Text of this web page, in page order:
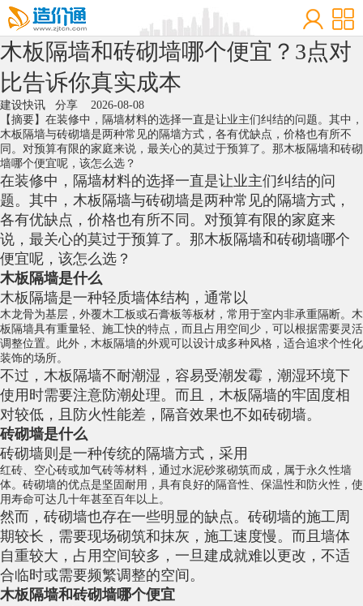
木板隔墙和砖砌墙哪个便宜？3点对
比告诉你真实成本
建设快讯 分享 2026-08-08
【摘要】在装修中，隔墙材料的选择一直是让业主们纠结的问题。其中，
木板隔墙与砖砌墙是两种常见的隔墙方式，各有优缺点，价格也有所不
同。对预算有限的家庭来说，最关心的莫过于预算了。那木板隔墙和砖砌
墙哪个便宜呢，该怎么选？
在装修中，隔墙材料的选择一直是让业主们纠结的问
题。其中，木板隔墙与砖砌墙是两种常见的隔墙方式，
各有优缺点，价格也有所不同。对预算有限的家庭来
说，最关心的莫过于预算了。那木板隔墙和砖砌墙哪个
便宜呢，该怎么选？
木板隔墙是什么
木板隔墙是一种轻质墙体结构，通常以
木龙骨为基层，外覆木工板或石膏板等板材，常用于室内非承重隔断。木
板隔墙具有重量轻、施工快的特点，而且占用空间少，可以根据需要灵活
调整位置。此外，木板隔墙的外观可以设计成多种风格，适合追求个性化
装饰的场所。
不过，木板隔墙不耐潮湿，容易受潮发霉，潮湿环境下
使用时需要注意防潮处理。而且，木板隔墙的牢固度相
对较低，且防火性能差，隔音效果也不如砖砌墙。
砖砌墙是什么
砖砌墙则是一种传统的隔墙方式，采用
红砖、空心砖或加气砖等材料，通过水泥砂浆砌筑而成，属于永久性墙
体。砖砌墙的优点是坚固耐用，具有良好的隔音性、保温性和防火性，使
用寿命可达几十年甚至百年以上。
然而，砖砌墙也存在一些明显的缺点。砖砌墙的施工周
期较长，需要现场砌筑和抹灰，施工速度慢。而且墙体
自重较大，占用空间较多，一旦建成就难以更改，不适
合临时或需要频繁调整的空间。
木板隔墙和砖砌墙哪个便宜